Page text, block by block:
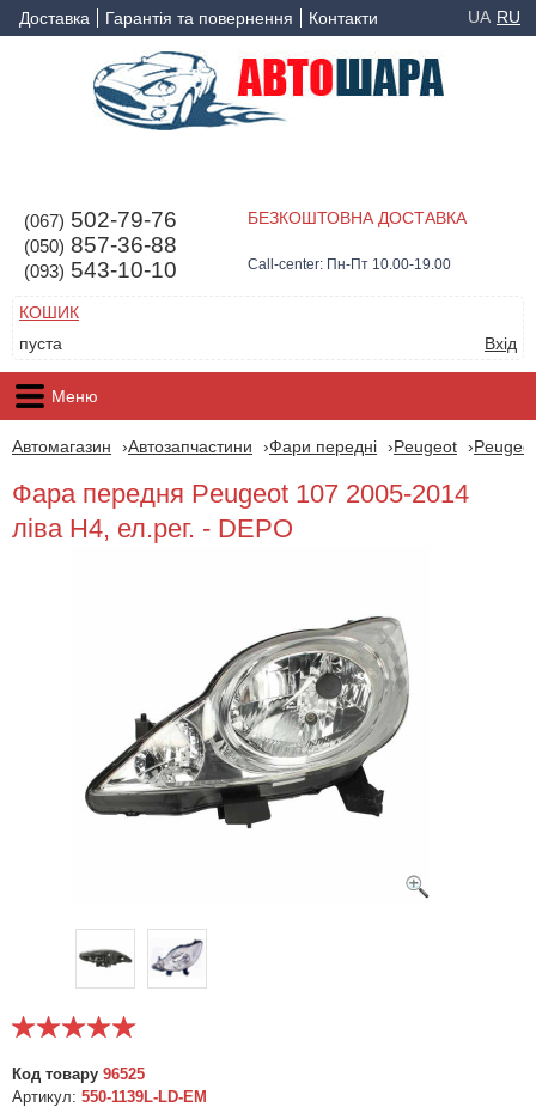
Доставка Гарантія та повернення Контакти UA RU
(067) 502-79-76
(050) 857-36-88
(093) 543-10-10
БЕЗКОШТОВНА ДОСТАВКА
Call-center: Пн-Пт 10.00-19.00
КОШИК
пуста
Вхід
Меню
Автомагазин Автозапчастини Фари передні Peugeot
Фара передня Peugeot 107 2005-2014
ліва H4, ел.рег. - DEPO
Код товару 96525
Артикул: 550-1139L-LD-EM